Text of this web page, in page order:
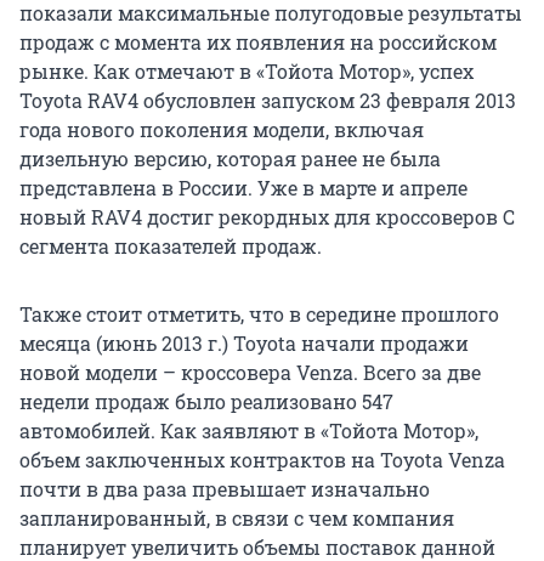
показали максимальные полугодовые результаты
продаж с момента их появления на российском
рынке. Как отмечают в «Тойота Мотор», успех
Toyota RAV4 обусловлен запуском 23 февраля 2013
года нового поколения модели, включая
дизельную версию, которая ранее не была
представлена в России. Уже в марте и апреле
новый RAV4 достиг рекордных для кроссоверов С
сегмента показателей продаж.
Также стоит отметить, что в середине прошлого
месяца (июнь 2013 г.) Toyota начали продажи
новой модели – кроссовера Venza. Всего за две
недели продаж было реализовано 547
автомобилей. Как заявляют в «Тойота Мотор»,
объем заключенных контрактов на Toyota Venza
почти в два раза превышает изначально
запланированный, в связи с чем компания
планирует увеличить объемы поставок данной